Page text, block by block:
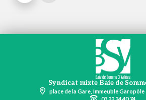
Syndicat mixte Baie de
place de la Gare, Immeuble Garopôle